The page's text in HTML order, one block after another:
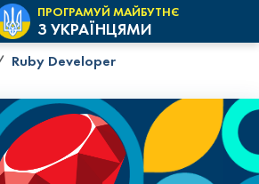
ПРОГРАМУЙ МАЙБУТНЄ
З УКРАЇНЦЯМИ
Ruby Developer